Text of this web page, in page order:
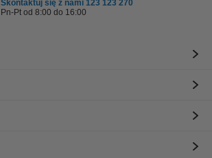
Skontaktuj się z nami 123 123 270
Pn-Pt od 8:00 do 16:00